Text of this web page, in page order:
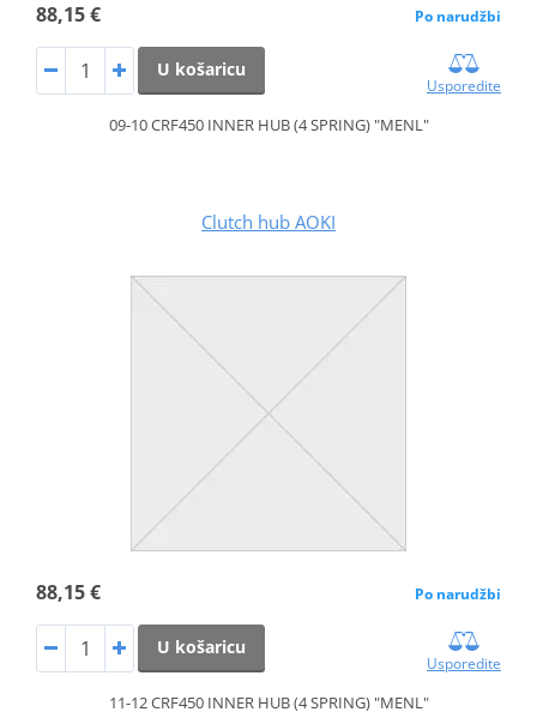
88,15 € Po narudžbi
U košaricu
Usporedite
09-10 CRF450 INNER HUB (4 SPRING) "MENL"
Clutch hub AOKI
88,15 € Po narudžbi
U košaricu
Usporedite
11-12 CRF450 INNER HUB (4 SPRING) "MENL"